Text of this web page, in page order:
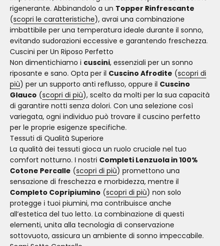
rigenerante. Abbinandolo a un Topper Rinfrescante
(scopri le caratteristiche), avrai una combinazione
imbattibile per una temperatura ideale durante il sonno,
evitando sudorazioni eccessive e garantendo freschezza.
Cuscini per Un Riposo Perfetto
Non dimentichiamo i cuscini, essenziali per un sonno
riposante e sano. Opta per il Cuscino Afrodite (scopri di
più) per un supporto anti reflusso, oppure il Cuscino
Glauco (scopri di più), scelto da molti per la sua capacità
di garantire notti senza dolori. Con una selezione così
variegata, ogni individuo può trovare il cuscino perfetto
per le proprie esigenze specifiche.
Tessuti di Qualità Superiore
La qualità dei tessuti gioca un ruolo cruciale nel tuo
comfort notturno. I nostri Completi Lenzuola in 100%
Cotone Percalle (scopri di più) promettono una
sensazione di freschezza e morbidezza, mentre il
Completo Copripiumino (scopri di più) non solo
protegge i tuoi piumini, ma contribuisce anche
all’estetica del tuo letto. La combinazione di questi
elementi, unita alla tecnologia di conservazione
sottovuoto, assicura un ambiente di sonno impeccabile.